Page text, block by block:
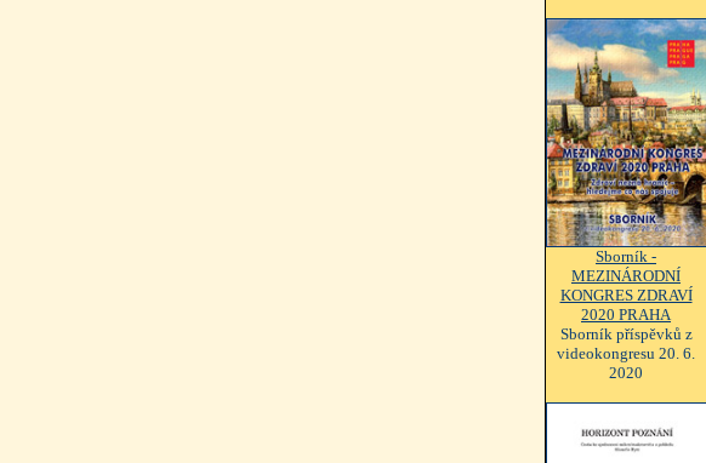
Sborník -
MEZINÁRODNÍ
KONGRES ZDRAVÍ
2020 PRAHA
Sborník příspěvků z
videokongresu 20. 6.
2020